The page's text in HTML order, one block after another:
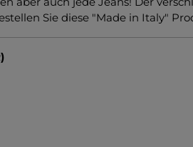
Sie diese "Made in Italy"